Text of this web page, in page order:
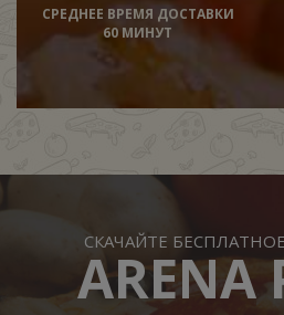
СРЕДНЕЕ ВРЕМЯ ДОСТАВКИ
60 МИНУТ
СКАЧАЙТЕ
ARENA